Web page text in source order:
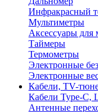
Инфракрасный
Мультиметры
Аксессуары для
Таймеры
Термометры
Электронные
Электронные
Кабели, TV-
Кабели Type-C,
Антенные